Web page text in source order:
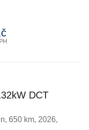
DCT
, 650 km, 2026,